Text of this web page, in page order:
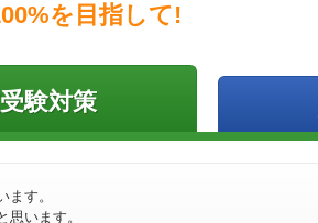
を目指して!
験対策
す。
います。